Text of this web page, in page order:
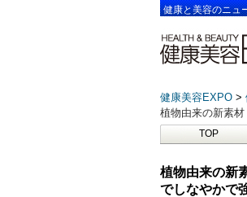
健康と美容のニュ
健康美容EXPO
植物由来の新素
TOP
植物由来の新
でしなやかで